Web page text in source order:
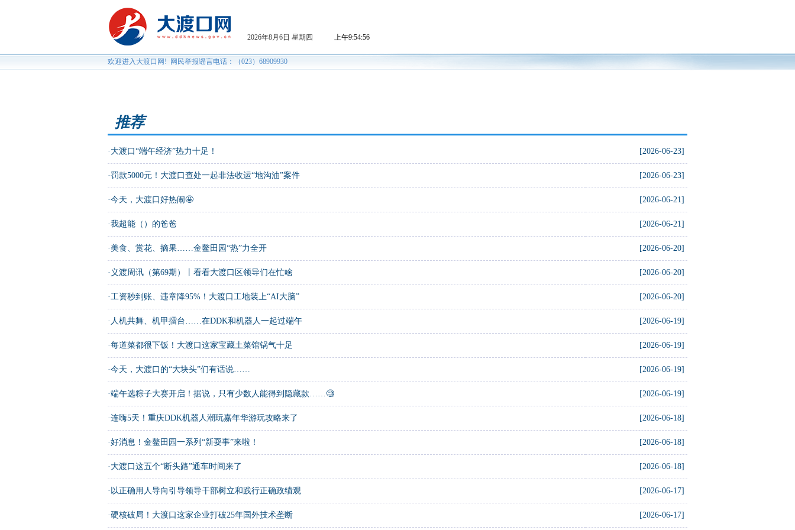
推荐
· 大渡口“端午经济”热力十足！ [2026-06-23]
·罚款5000元！大渡口查处一起非法收运“地沟油”案件 [2026-06-23]
·今天，大渡口好热闹🤩 [2026-06-21]
·我超能（）的爸爸 [2026-06-21]
· 美食、赏花、摘果……金鳌田园“热”力全开 [2026-06-20]
· 义渡周讯（第69期）丨看看大渡口区领导们在忙啥 [2026-06-20]
·工资秒到账、违章降95%！大渡口工地装上“AI大脑” [2026-06-20]
· 人机共舞、机甲擂台……在DDK和机器人一起过端午 [2026-06-19]
·每道菜都很下饭！大渡口这家宝藏土菜馆锅气十足 [2026-06-19]
·今天，大渡口的“大块头”们有话说…… [2026-06-19]
·端午选粽子大赛开启！据说，只有少数人能得到隐藏款……🧐 [2026-06-19]
·连嗨5天！重庆DDK机器人潮玩嘉年华游玩攻略来了 [2026-06-18]
·好消息！金鳌田园一系列“新耍事”来啦！ [2026-06-18]
· 大渡口这五个“断头路”通车时间来了 [2026-06-18]
· 以正确用人导向引导领导干部树立和践行正确政绩观 [2026-06-17]
·硬核破局！大渡口这家企业打破25年国外技术垄断 [2026-06-17]